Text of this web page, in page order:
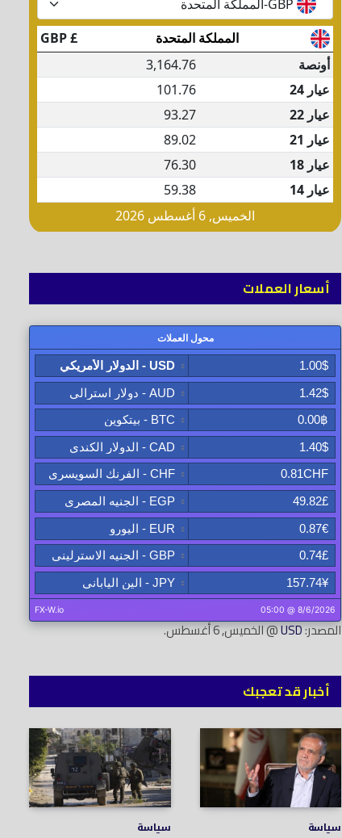
أسعار العملات
المصدر:USD@ الخميس, 6 أغسطس.
أخبار قد تعجبك
سياسة سياسة